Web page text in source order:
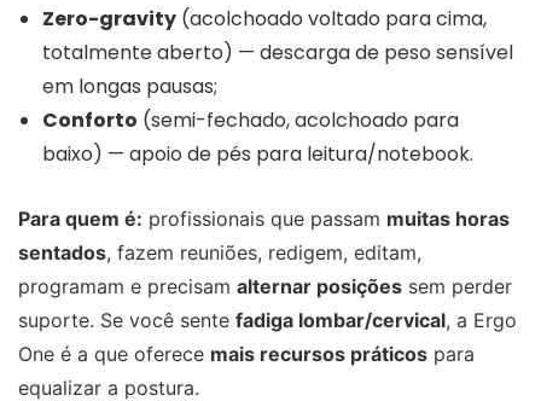
Zero-gravity (acolchoado voltado para cima,
totalmente aberto) — descarga de peso sensível
em longas pausas;
Conforto (semi-fechado, acolchoado para
baixo) — apoio de pés para leitura/notebook.
Para quem é: profissionais que passam muitas horas
sentados, fazem reuniões, redigem, editam,
programam e precisam alternar posições sem perder
suporte. Se você sente fadiga lombar/cervical, a Ergo
One é a que oferece mais recursos práticos para
equalizar a postura.